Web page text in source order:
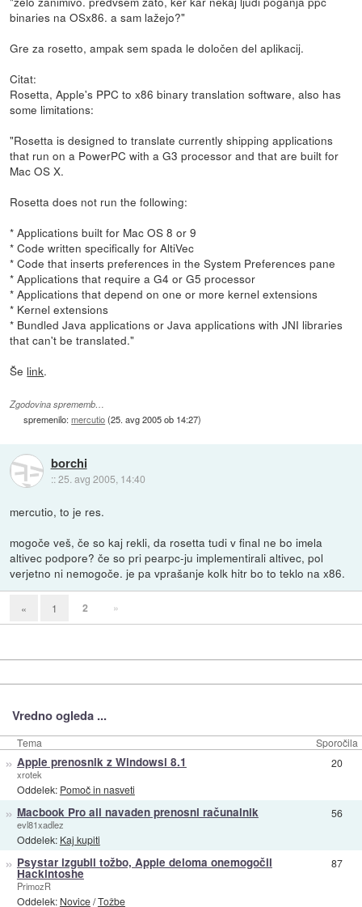
binaries na OSx86. a sam lažejo?"
Gre za rosetto, ampak sem spada le določen del aplikacij.
Citat:
Rosetta, Apple's PPC to x86 binary translation software, also has
some limitations:
"Rosetta is designed to translate currently shipping applications
that run on a PowerPC with a G3 processor and that are built for
Mac OS X.
Rosetta does not run the following:
* Applications built for Mac OS 8 or 9
* Code written specifically for AltiVec
* Code that inserts preferences in the System Preferences pane
* Applications that require a G4 or G5 processor
* Applications that depend on one or more kernel extensions
* Kernel extensions
* Bundled Java applications or Java applications with JNI libraries
that can't be translated."
Še link.
Zgodovina sprememb…
spremenilo:mercutio(25. avg 2005 ob 14:27)
borchi
::25. avg 2005, 14:40
mercutio, to je res.
mogoče veš, če so kaj rekli, da rosetta tudi v final ne bo imela
altivec podpore? če so pri pearpc-ju implementirali altivec, pol
verjetno ni nemogoče. je pa vprašanje kolk hitr bo to teklo na x86.
« 1 2 »
Vredno ogleda ...
Tema Sporočila
» Apple prenosnik z Windowsi 8.1
xrotek
Oddelek: Pomoč in nasveti
20
» Macbook Pro ali navaden prenosni računalnik
evl81xadlez
Oddelek: Kaj kupiti
56
» Psystar izgubil tožbo, Apple deloma onemogočil
Hackintoshe
PrimozR
Oddelek: Novice/Tožbe
87